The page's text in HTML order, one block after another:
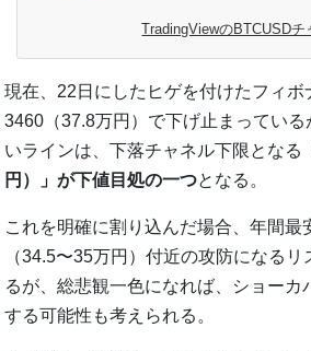
TradingViewのBTCUSDチ
現在、22日にしたヒゲを付けたフィボ
3460（37.8万円）で下げ止まってい
いラインは、下落チャネル下限となる
円）」が下値目処の一つとなる。
これを明確に割り込んだ場合、年間最
（34.5〜35万円）付近の攻防になる
るが、総悲観一色になれば、ショーカ
する可能性も考えられる。